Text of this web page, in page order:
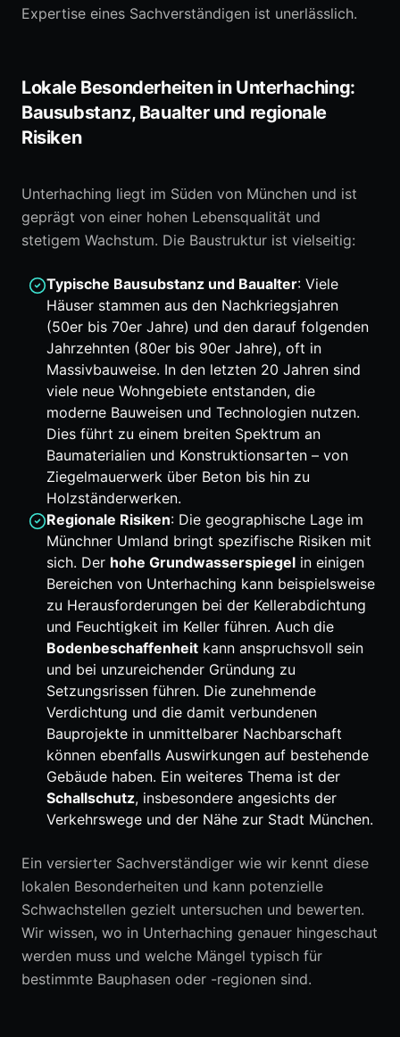
Expertise eines Sachverständigen ist unerlässlich.
Lokale Besonderheiten in Unterhaching:
Bausubstanz, Baualter und regionale
Risiken
Unterhaching liegt im Süden von München und ist
geprägt von einer hohen Lebensqualität und
stetigem Wachstum. Die Baustruktur ist vielseitig:
Typische Bausubstanz und Baualter: Viele
Häuser stammen aus den Nachkriegsjahren
(50er bis 70er Jahre) und den darauf folgenden
Jahrzehnten (80er bis 90er Jahre), oft in
Massivbauweise. In den letzten 20 Jahren sind
viele neue Wohngebiete entstanden, die
moderne Bauweisen und Technologien nutzen.
Dies führt zu einem breiten Spektrum an
Baumaterialien und Konstruktionsarten – von
Ziegelmauerwerk über Beton bis hin zu
Holzständerwerken.
Regionale Risiken: Die geographische Lage im
Münchner Umland bringt spezifische Risiken mit
sich. Der hohe Grundwasserspiegel in einigen
Bereichen von Unterhaching kann beispielsweise
zu Herausforderungen bei der Kellerabdichtung
und Feuchtigkeit im Keller führen. Auch die
Bodenbeschaffenheit kann anspruchsvoll sein
und bei unzureichender Gründung zu
Setzungsrissen führen. Die zunehmende
Verdichtung und die damit verbundenen
Bauprojekte in unmittelbarer Nachbarschaft
können ebenfalls Auswirkungen auf bestehende
Gebäude haben. Ein weiteres Thema ist der
Schallschutz, insbesondere angesichts der
Verkehrswege und der Nähe zur Stadt München.
Ein versierter Sachverständiger wie wir kennt diese
lokalen Besonderheiten und kann potenzielle
Schwachstellen gezielt untersuchen und bewerten.
Wir wissen, wo in Unterhaching genauer hingeschaut
werden muss und welche Mängel typisch für
bestimmte Bauphasen oder -regionen sind.